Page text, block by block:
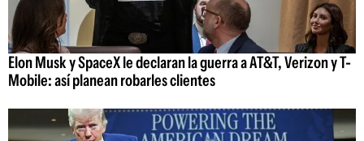
Elon Musk y SpaceX le declaran la guerra a AT&T, Verizon y T-
Mobile: así planean robarles clientes